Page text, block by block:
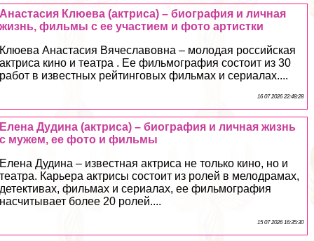
Анастасия Клюева (актриса) – биография и личная
жизнь, фильмы с ее участием и фото артистки
Клюева Анастасия Вячеславовна – молодая российская
актриса кино и театра . Ее фильмография состоит из 30
работ в известных рейтинговых фильмах и сериалах....
16 07 2026 22:48:28
Елена Дудина (актриса) – биография и личная жизнь
с мужем, ее фото и фильмы
Елена Дудина – известная актриса не только кино, но и
театра. Карьера актрисы состоит из ролей в мелодрамах,
детективах, фильмах и сериалах, ее фильмография
насчитывает более 20 ролей....
15 07 2026 16:35:30